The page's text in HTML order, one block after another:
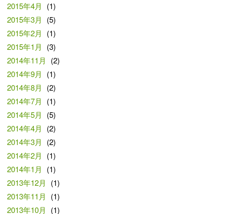
2015年4月
(1)
2015年3月
(5)
2015年2月
(1)
2015年1月
(3)
2014年11月
(2)
2014年9月
(1)
2014年8月
(2)
2014年7月
(1)
2014年5月
(5)
2014年4月
(2)
2014年3月
(2)
2014年2月
(1)
2014年1月
(1)
2013年12月
(1)
2013年11月
(1)
2013年10月
(1)